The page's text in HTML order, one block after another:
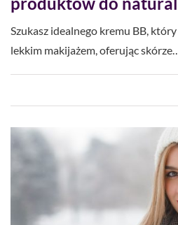
Szukasz idealnego kremu BB,
lekkim makijażem, oferując skórze…